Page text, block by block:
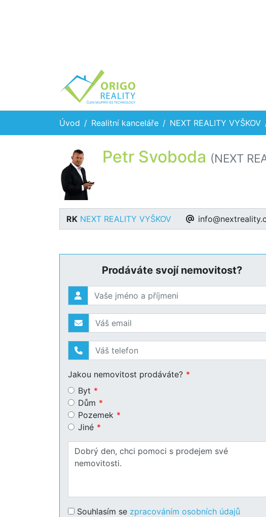
Úvod Realitní kanceláře NEXT REALITY VYŠKOV
Petr Svoboda (NEXT
RK NEXT REALITY VYŠKOV
Prodáváte svojí nemovitost?
Jakou nemovitost prodáváte?
Byt
Dům
Pozemek
Jiné
Souhlasím se zpracováním osobních údajů